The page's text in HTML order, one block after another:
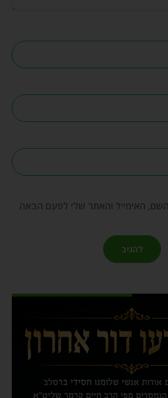
האימייל והאתר שלי לפעם הבאה